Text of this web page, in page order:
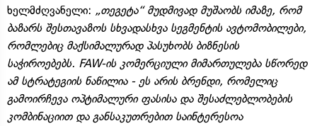
ხელმძღვანელი: „თეგეტა“ მუდმივად მუშაობს იმაზე, რომ
ბაზარს შესთავაზოს სხვადასხვა სეგმენტის ავტომობილები,
რომლებიც მაქსიმალურად პასუხობს ბიზნესის
საჭიროებებს. FAW-ის კომერციული მიმართულება სწორედ
ამ სტრატეგიის ნაწილია - ეს არის ბრენდი, რომელიც
გამოირჩევა ოპტიმალური ფასისა და შესაძლებლობების
კომბინაციით და განსაკუთრებით საინტერესოა